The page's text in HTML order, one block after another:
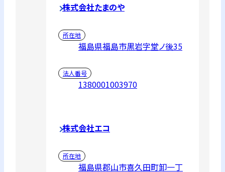
株式会社たまのや
所在地
福島県福島市黒岩字堂ノ後35
法人番号
1380001003970
株式会社エコ
所在地
福島県郡山市喜久田町卸一丁